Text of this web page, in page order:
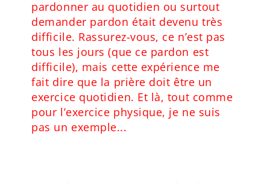
pardonner au quotidien ou surtout
demander pardon était devenu très
difficile. Rassurez-vous, ce n’est pas
tous les jours (que ce pardon est
difficile), mais cette expérience me
fait dire que la prière doit être un
exercice quotidien. Et là, tout comme
pour l’exercice physique, je ne suis
pas un exemple...